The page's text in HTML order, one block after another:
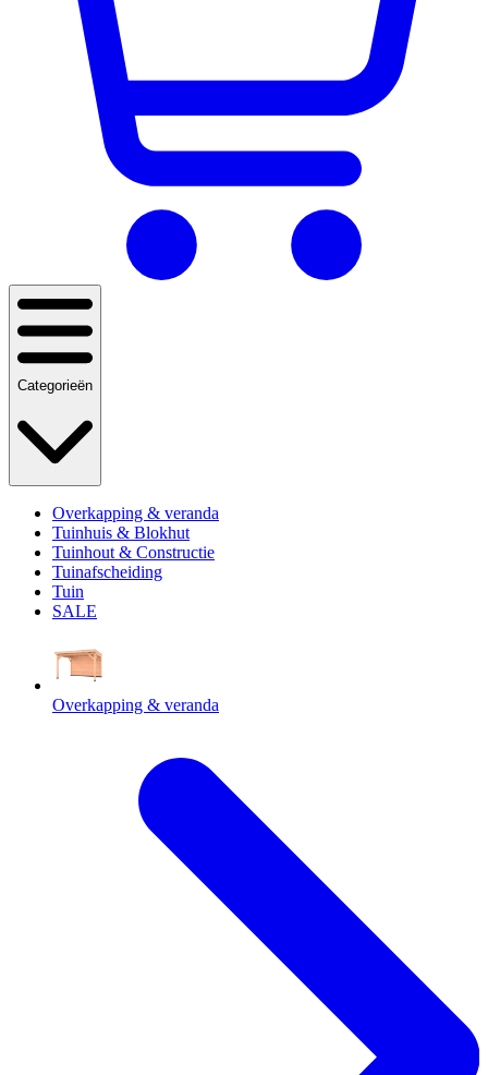
Categorieën
Overkapping & veranda
Tuinhuis & Blokhut
Tuinhout & Constructie
Tuinafscheiding
Tuin
SALE
Overkapping & veranda